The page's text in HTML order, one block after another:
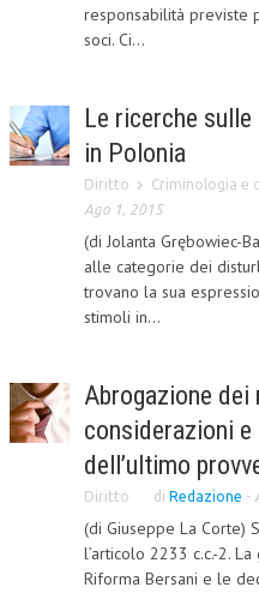
COLLABORA CON NOI
ECONOMIA DELL’ARTE
RISORSE UMANE
MARKETING
RISK MANAGEMENT
SVILUPPO SOSTENIBILE
PERSONA E CITTÀ
L’UMANISTA
DIRITTO
responsabilità previste
soci. Ci...
Le ricerche
in Polonia
Diritto Criminologia e
Ago 1, 2015
(di Jolanta Grębowiec-
alle categorie dei
trovano la sua
stimoli in...
Abrogazione
considerazioni
dell’ultimo
Diritto di Redazione -
(di Giuseppe La Corte)
l’articolo 2233 c.c.-2.
Riforma Bersani e le